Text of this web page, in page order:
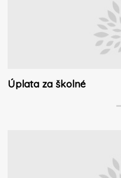
Úplata za školné